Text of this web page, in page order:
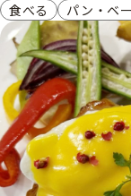
食べる パン・ベ